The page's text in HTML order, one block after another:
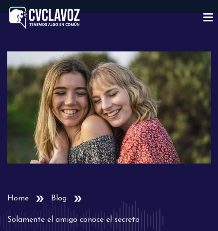
Home Blog
Solamente el amigo conoce el secreto